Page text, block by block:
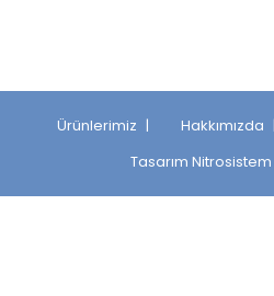
Ürünlerimiz Hakkımızda
Tasarım Nitrosistem